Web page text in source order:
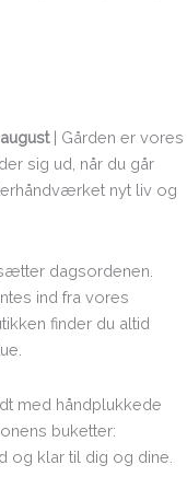
| Gården er vores
sig ud, når du går
nyt liv og
dagsordenen.
ind fra vores
finder du altid
med håndplukkede
buketter:
og klar til dig og dine.